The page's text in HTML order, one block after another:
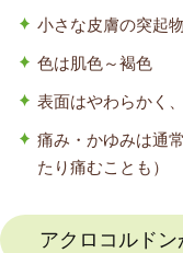
小さな皮膚の突起
色は肌色～褐色
表面はやわらかく
痛み・かゆみは通
たり痛むことも）
アクロコルド